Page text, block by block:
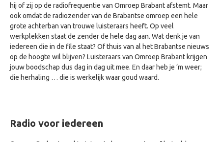
hij of zij op de radiofrequentie van Omroep Brabant afstemt. Maar
ook omdat de radiozender van de Brabantse omroep een hele
grote achterban van trouwe luisteraars heeft. Op veel
werkplekken staat de zender de hele dag aan. Wat denk je van
iedereen die in de file staat? Of thuis van al het Brabantse nieuws
op de hoogte wil blijven? Luisteraars van Omroep Brabant krijgen
jouw boodschap dus dag in dag uit mee. En daar heb je ‘m weer;
die herhaling … die is werkelijk waar goud waard.
Radio voor iedereen